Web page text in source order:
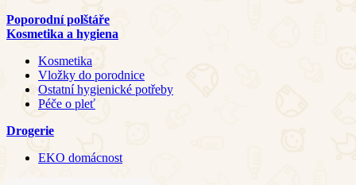
Poporodní polštáře
Kosmetika a hygiena
Kosmetika
Vložky do porodnice
Ostatní hygienické potřeby
Péče o pleť
Drogerie
EKO domácnost